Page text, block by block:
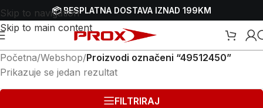
Skip to navigation
Skip to main content
📦 BESPLATNA DOSTAVA IZNAD 199KM
Početna/Webshop/Proizvodi označeni “49512450”
Prikazuje se jedan rezultat
FILTRIRAJ